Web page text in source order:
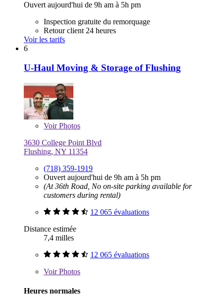
Ouvert aujourd'hui de 9h am à 5h pm
Inspection gratuite du remorquage
Retour client 24 heures
Voir les tarifs
6
U-Haul Moving & Storage of Flushing
VoirPhotos
3630 College Point Blvd
Flushing, NY 11354
(718) 359-1919
Ouvert aujourd'hui de 9h am à 5h pm
(At 36th Road, No on-site parking available for
customers during rental)
12 065 évaluations
Distance estimée
7,4 milles
12 065 évaluations
VoirPhotos
Heures normales